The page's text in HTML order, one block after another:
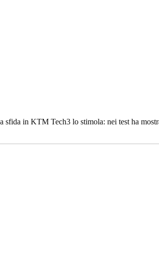
in KTM Tech3 lo stimola: nei test ha